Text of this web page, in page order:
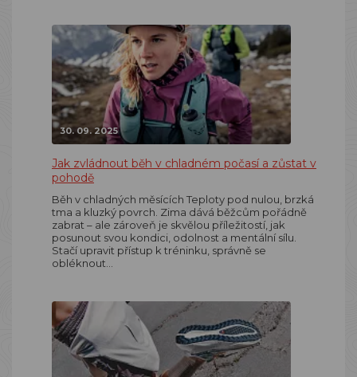
30. 09. 2025
Jak zvládnout běh v chladném počasí a zůstat v
pohodě
Běh v chladných měsících Teploty pod nulou, brzká
tma a kluzký povrch. Zima dává běžcům pořádně
zabrat – ale zároveň je skvělou příležitostí, jak
posunout svou kondici, odolnost a mentální sílu.
Stačí upravit přístup k tréninku, správně se
obléknout…